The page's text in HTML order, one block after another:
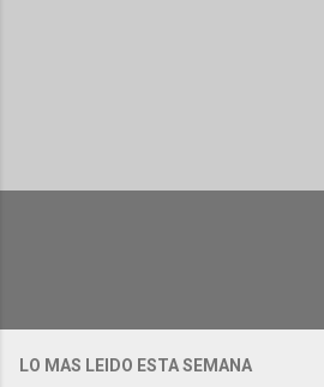
LO MAS LEIDO ESTA SEMANA